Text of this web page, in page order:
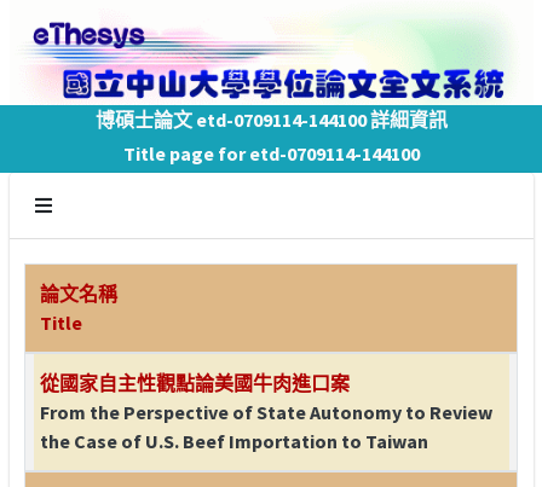
博碩士論文 etd-0709114-144100 詳細資訊
Title page for etd-0709114-144100
論文名稱
Title
從國家自主性觀點論美國牛肉進口案
From the Perspective of State Autonomy to Review
the Case of U.S. Beef Importation to Taiwan